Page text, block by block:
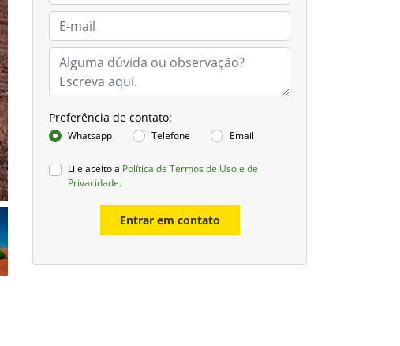
Preferência de contato:
Whatsapp Telefone Email
Li e aceito a Política de Termos de Uso e de
Privacidade.
Entrar em contato